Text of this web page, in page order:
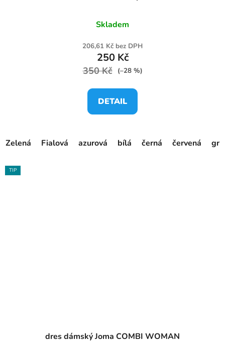
Skladem
206,61 Kč bez DPH
250 Kč
350 Kč (–28 %)
DETAIL
Zelená Fialová azurová bílá černá červená
TIP
dres dámský Joma COMBI WOMAN